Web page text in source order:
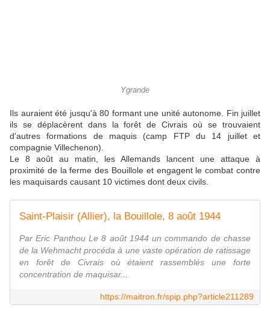
Ygrande
Ils auraient été jusqu'à 80 formant une unité autonome. Fin juillet
ils se déplacèrent dans la forêt de Civrais où se trouvaient
d'autres formations de maquis (camp FTP du 14 juillet et
compagnie Villechenon).
Le 8 août au matin, les Allemands lancent une attaque à
proximité de la ferme des Bouillole et engagent le combat contre
les maquisards causant 10 victimes dont deux civils.
Saint-Plaisir (Allier), la Bouillole, 8 août 1944
Par Eric Panthou Le 8 août 1944 un commando de chasse
de la Wehmacht procéda à une vaste opération de ratissage
en forêt de Civrais où étaient rassemblés une forte
concentration de maquisar...
https://maitron.fr/spip.php?article211289